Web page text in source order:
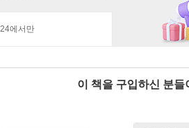
에서만
이 책을 구입하신 분